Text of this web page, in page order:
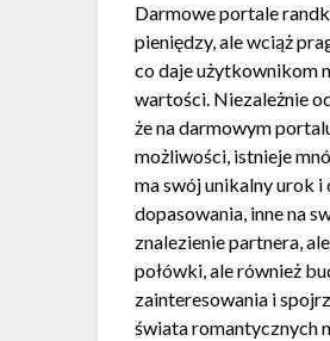
Darmowe portale
pieniędzy, ale wciąż
co daje użytkownikom
wartości. Niezależnie
że na darmowym
możliwości, istnieje
ma swój unikalny urok
dopasowania, inne na
znalezienie partnera,
połówki, ale również
zainteresowania i
świata romantycznych